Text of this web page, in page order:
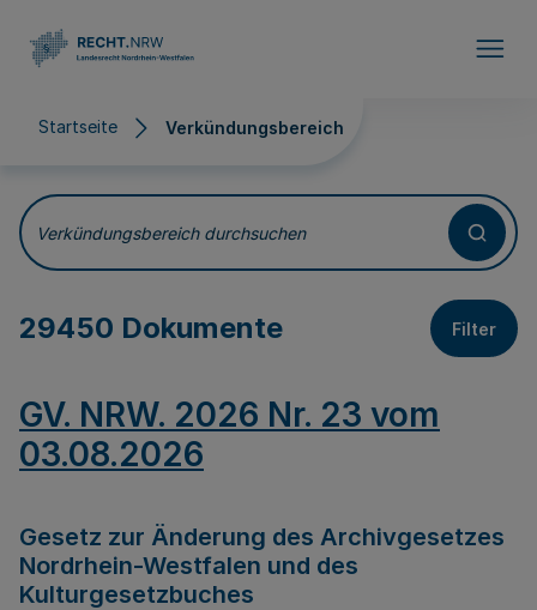
Startseite Verkündungsbereich
Verkündungsbereich
Verkündungsbereich durchsuchen
29450 Dokumente Filter
GV. NRW. 2026 Nr. 23 vom
03.08.2026
Gesetz zur Änderung des Archivgesetzes
Nordrhein-Westfalen und des
Kulturgesetzbuches